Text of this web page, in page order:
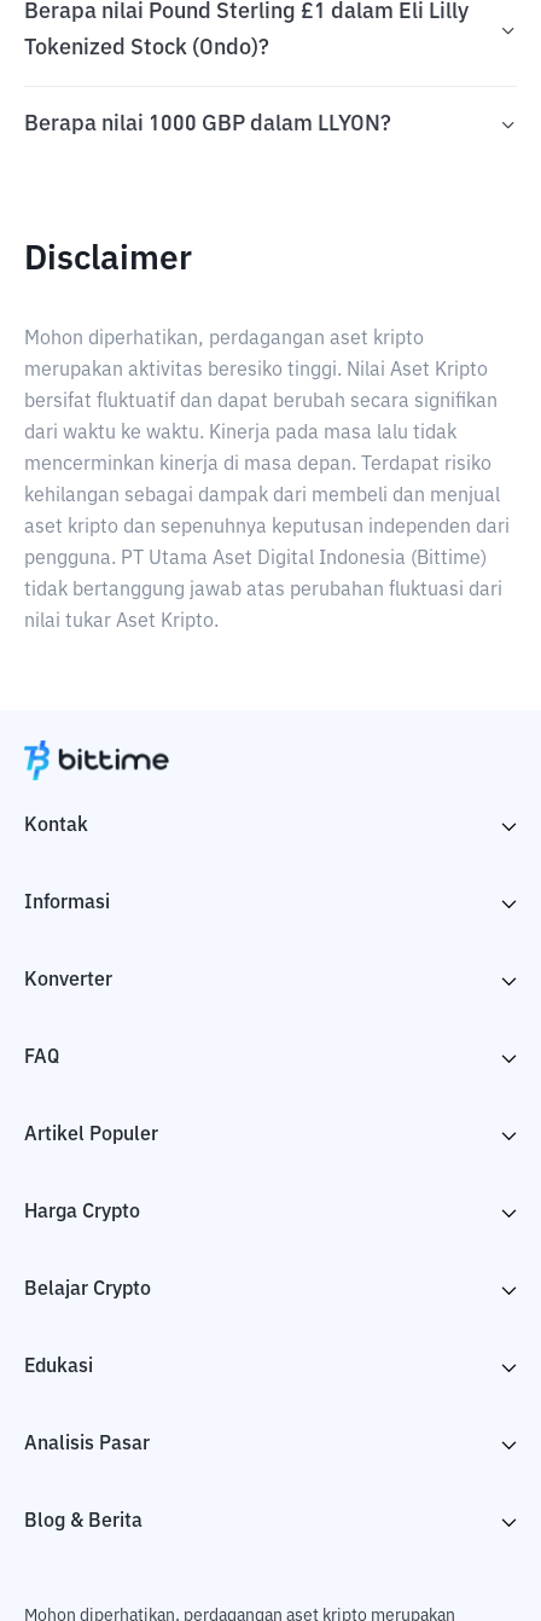
Berapa nilai Pound Sterling £1 dalam Eli Lilly
Tokenized Stock (Ondo)?
Berapa nilai 1000 GBP dalam LLYON?
Disclaimer
Mohon diperhatikan, perdagangan aset kripto
merupakan aktivitas beresiko tinggi. Nilai Aset Kripto
bersifat fluktuatif dan dapat berubah secara signifikan
dari waktu ke waktu. Kinerja pada masa lalu tidak
mencerminkan kinerja di masa depan. Terdapat risiko
kehilangan sebagai dampak dari membeli dan menjual
aset kripto dan sepenuhnya keputusan independen dari
pengguna. PT Utama Aset Digital Indonesia (Bittime)
tidak bertanggung jawab atas perubahan fluktuasi dari
nilai tukar Aset Kripto.
Kontak
Informasi
Konverter
FAQ
Artikel Populer
Harga Crypto
Belajar Crypto
Edukasi
Analisis Pasar
Blog & Berita
Mohon diperhatikan, perdagangan aset kripto merupakan